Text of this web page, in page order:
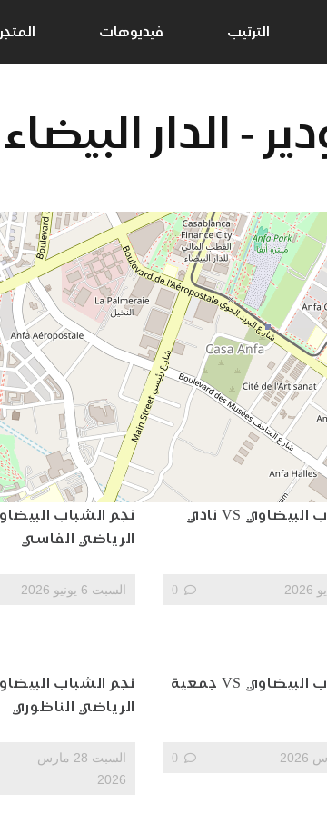
الترتيب فيديوهات المتجر
- الدار البيضاء
الرياضي الفاسي
السبت 6 يونيو 2026
نجم الشباب البيضاوي VS نادي
0
الرياضي الناظوري
السبت 28 مارس
2026
نجم الشباب البيضاوي VS جمعية
0